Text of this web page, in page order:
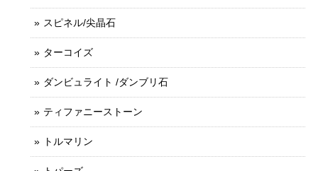
スピネル/尖晶石
ターコイズ
ダンビュライト /ダンブリ石
ティファニーストーン
トルマリン